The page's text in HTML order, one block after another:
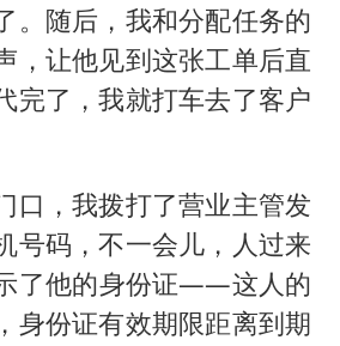
。随后，我和分配任务的
，让他见到这张工单后直
完了，我就打车去了客户
口，我拨打了营业主管发
号码，不一会儿，人过来
了他的身份证——这人的
身份证有效期限距离到期